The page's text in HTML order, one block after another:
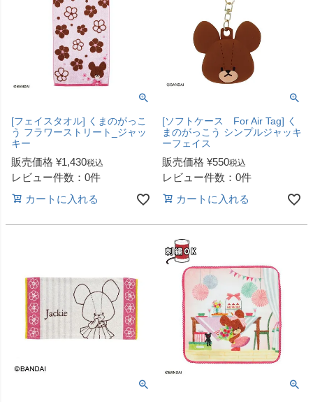
[フェイスタオル] くまのがっこ
う フラワーストリート_ジャッ
キー
販売価格 ¥1,430税込
レビュー件数：0件
カートに入れる
[ソフトケース For Air Tag] く
まのがっこう シンプルジャッキ
ーフェイス
販売価格 ¥550税込
レビュー件数：0件
カートに入れる